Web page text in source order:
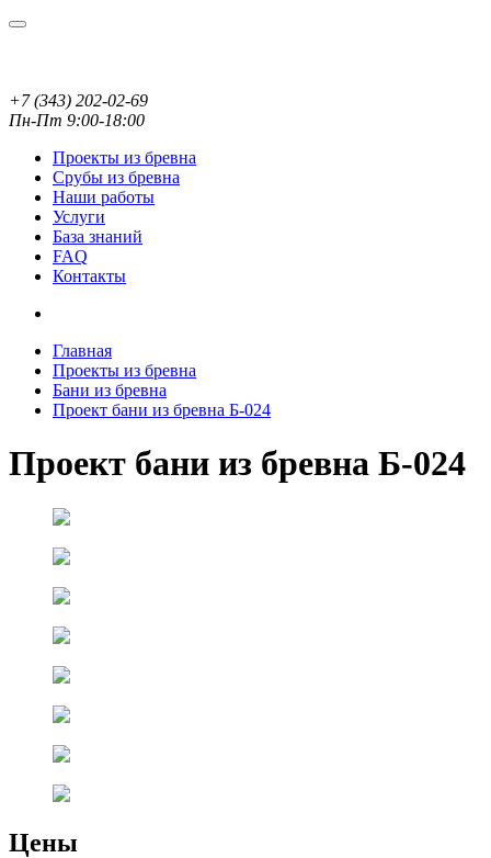
+7 (343) 202-02-69
Пн-Пт 9:00-18:00
Проекты из бревна
Срубы из бревна
Наши работы
Услуги
База знаний
FAQ
Контакты
Главная
Проекты из бревна
Бани из бревна
Проект бани из бревна Б-024
Проект бани из бревна Б-024
Цены